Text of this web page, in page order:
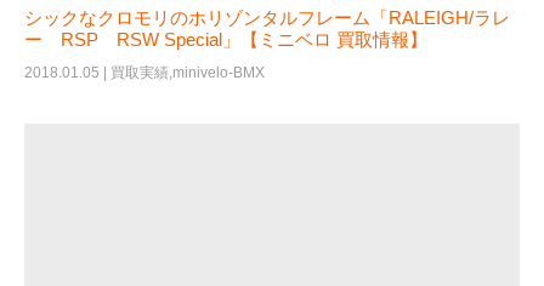
シックなクロモリのホリゾンタルフレーム「RALEIGH/ラレ
ー RSP RSW Special」【ミニベロ 買取情報】
2018.01.05 | 買取実績,minivelo-BMX